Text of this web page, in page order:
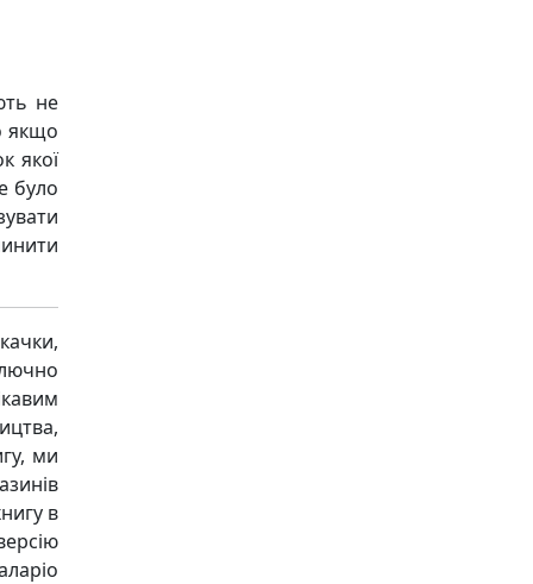
не
якщо
якої
було
ми
в